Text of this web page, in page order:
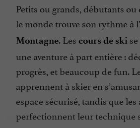
Petits ou grands, débutants
le monde trouve son rythme à l’
Montagne. Les cours de ski
une aventure à part entière :
progrès, et beaucoup de fun.
apprennent à skier en
espace sécurisé, tandis que
perfectionnent leur technique